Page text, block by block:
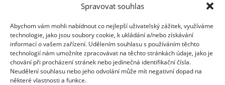
Spravovat souhlas
Abychom vám mohli nabídnout co nejlepší uživatelský zážitek, využíváme
technologie, jako jsou soubory cookie, k ukládání a/nebo získávání
informací o vašem zařízení. Udělením souhlasu s používáním těchto
technologií nám umožníte zpracovávat na těchto stránkách údaje, jako je
chování při procházení stránek nebo jedinečná identifikační čísla.
Neudělení souhlasu nebo jeho odvolání může mít negativní dopad na
některé vlastnosti a funkce.
SEXSHOP
Obecné
O NÁS